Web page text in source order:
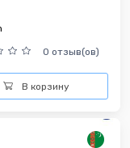
0 отзыв(ов)
В корзину